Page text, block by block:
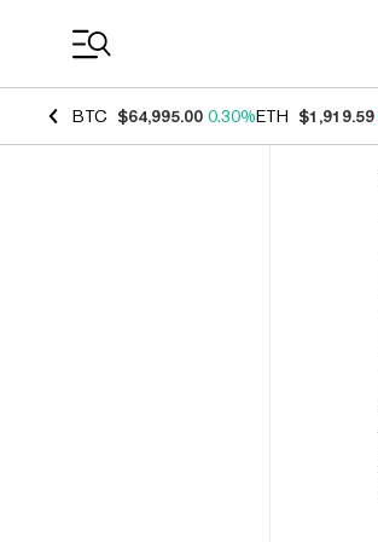
BTC $64,995.00 0.30%ETH $1,919.59